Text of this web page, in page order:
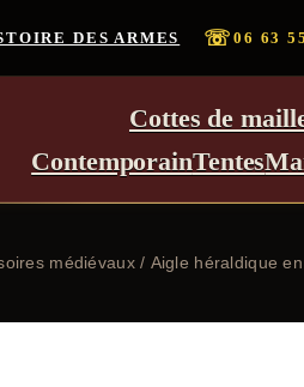
DES ARMES ☏06 63
Cottes de
ContemporainTentes
médiévaux/ Aigle héraldique